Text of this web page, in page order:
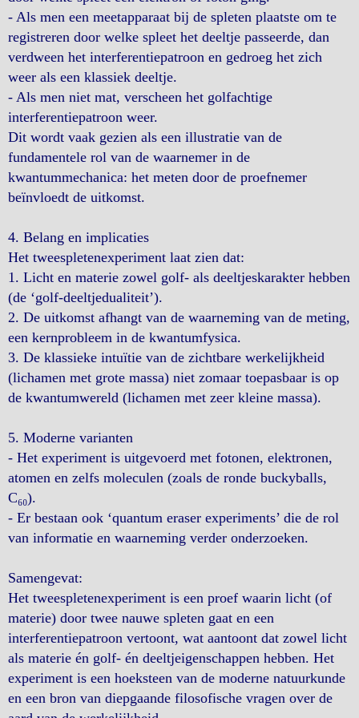
- Als men een meetapparaat bij de spleten plaatste om te
registreren door welke spleet het deeltje passeerde, dan
verdween het interferentiepatroon en gedroeg het zich
weer als een klassiek deeltje.
- Als men niet mat, verscheen het golfachtige
interferentiepatroon weer.
Dit wordt vaak gezien als een illustratie van de
fundamentele rol van de waarnemer in de
kwantummechanica: het meten door de proefnemer
beïnvloedt de uitkomst.
4. Belang en implicaties
Het tweespletenexperiment laat zien dat:
1. Licht en materie zowel golf- als deeltjeskarakter hebben
(de ‘golf-deeltjedualiteit’).
2. De uitkomst afhangt van de waarneming van de meting,
een kernprobleem in de kwantumfysica.
3. De klassieke intuïtie van de zichtbare werkelijkheid
(lichamen met grote massa) niet zomaar toepasbaar is op
de kwantumwereld (lichamen met zeer kleine massa).
5. Moderne varianten
- Het experiment is uitgevoerd met fotonen, elektronen,
atomen en zelfs moleculen (zoals de ronde buckyballs,
C₆₀).
- Er bestaan ook ‘quantum eraser experiments’ die de rol
van informatie en waarneming verder onderzoeken.
Samengevat:
Het tweespletenexperiment is een proef waarin licht (of
materie) door twee nauwe spleten gaat en een
interferentiepatroon vertoont, wat aantoont dat zowel licht
als materie én golf- én deeltjeigenschappen hebben. Het
experiment is een hoeksteen van de moderne natuurkunde
en een bron van diepgaande filosofische vragen over de